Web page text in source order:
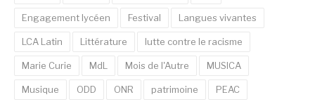
Engagement lycéen Festival Langues vivantes
LCA Latin Littérature lutte contre le racisme
Marie Curie MdL Mois de l'Autre MUSICA
Musique ODD ONR patrimoine PEAC